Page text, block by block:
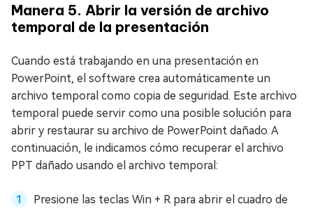
Manera 5. Abrir la versión de archivo
temporal de la presentación
Cuando está trabajando en una presentación en
PowerPoint, el software crea automáticamente un
archivo temporal como copia de seguridad. Este archivo
temporal puede servir como una posible solución para
abrir y restaurar su archivo de PowerPoint dañado. A
continuación, le indicamos cómo recuperar el archivo
PPT dañado usando el archivo temporal:
Presione las teclas Win + R para abrir el cuadro de